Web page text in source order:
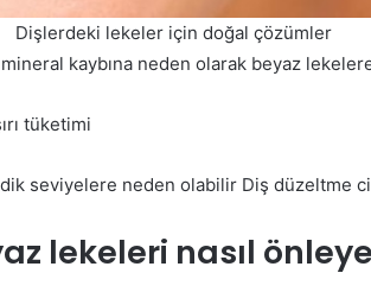
Dişlerdeki lekeler için doğal çözümler
kaybına neden olarak beyaz
tüketimi
seviyelere neden olabilir Diş düzeltme
lekeleri nasıl